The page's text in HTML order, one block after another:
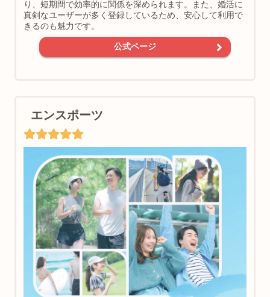
り、短期間で効率的に関係を深められます。また、婚活に
真剣なユーザーが多く登録しているため、安心して利用で
きるのも魅力です。
公式ページ
エンスポーツ